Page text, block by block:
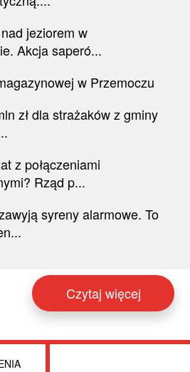
jeziorem w
Akcja saperó...
w Przemoczu
zł dla strażaków z gminy
z połączeniami
Rząd p...
syreny alarmowe. To
Czytaj więcej